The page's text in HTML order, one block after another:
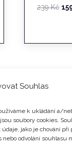
Souhlas
k ukládání a/
soubory cookies.
jako je chování při
odvolání souhlasu
239Kč